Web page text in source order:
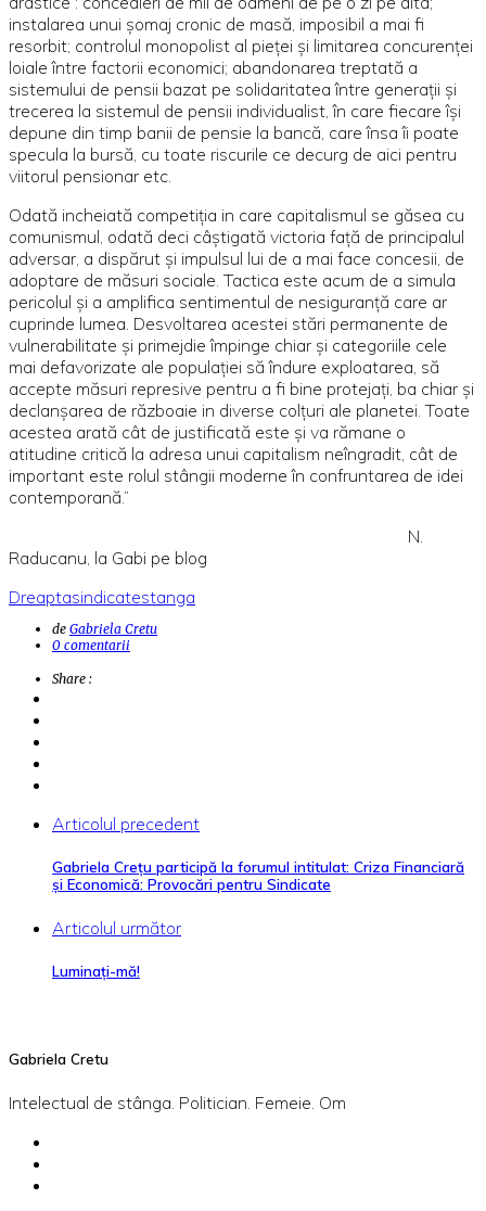
instalarea unui şomaj cronic de masă, imposibil a mai fi
resorbit; controlul monopolist al pieţei şi limitarea concurenţei
loiale între factorii economici; abandonarea treptată a
sistemului de pensii bazat pe solidaritatea între generaţii şi
trecerea la sistemul de pensii individualist, în care fiecare îşi
depune din timp banii de pensie la bancă, care însa îi poate
specula la bursă, cu toate riscurile ce decurg de aici pentru
viitorul pensionar etc.
Odată incheiată competiţia in care capitalismul se găsea cu
comunismul, odată deci câştigată victoria faţă de principalul
adversar, a dispărut şi impulsul lui de a mai face concesii, de
adoptare de măsuri sociale. Tactica este acum de a simula
pericolul şi a amplifica sentimentul de nesiguranţă care ar
cuprinde lumea. Desvoltarea acestei stări permanente de
vulnerabilitate şi primejdie împinge chiar şi categoriile cele
mai defavorizate ale populaţiei să îndure exploatarea, să
accepte măsuri represive pentru a fi bine protejaţi, ba chiar şi
declanşarea de războaie in diverse colţuri ale planetei. Toate
acestea arată cât de justificată este şi va rămane o
atitudine critică la adresa unui capitalism neîngradit, cât de
important este rolul stângii moderne în confruntarea de idei
contemporană.”
N.
Raducanu, la Gabi pe blog
Dreaptasindicatestanga
de Gabriela Cretu
0 comentarii
Share :
Articolul precedent
Gabriela Creţu participă la forumul intitulat: Criza Financiară
şi Economică: Provocări pentru Sindicate
Articolul următor
Luminați-mă!
Gabriela Cretu
Intelectual de stânga. Politician. Femeie. Om